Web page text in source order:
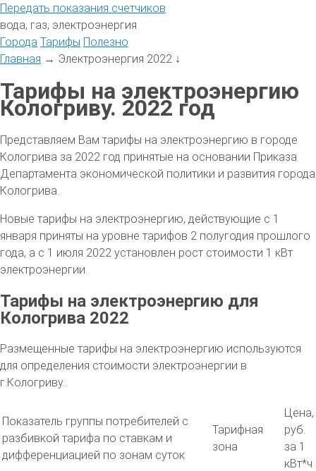
Передать показания счетчиков
вода, газ, электроэнергия
Города Тарифы Полезно
Главная → Электроэнергия 2022 ↓
Тарифы на электроэнергию
Кологриву. 2022 год
Представляем Вам тарифы на электроэнергию в городе
Кологрива за 2022 год принятые на основании Приказа
Департамента экономической политики и развития города
Кологрива.
Новые тарифы на электроэнергию, действующие с 1
января приняты на уровне тарифов 2 полугодия прошлого
года, а с 1 июля 2022 установлен рост стоимости 1 кВт
электроэнергии.
Тарифы на электроэнергию для
Кологрива 2022
Размещенные тарифы на электроэнергию используются
для определения стоимости электроэнергии в
г.Кологриву..
Показатель группы потребителей с
разбивкой тарифа по ставкам и
дифференциацией по зонам суток
Тарифная
зона
Цена,
руб.
за 1
кВт*ч